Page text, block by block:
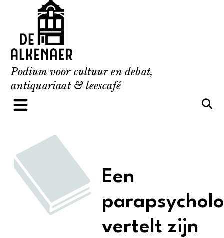
content
Podium voor cultuur en debat,
antiquariaat & leescafé
Een
vertelt zijn